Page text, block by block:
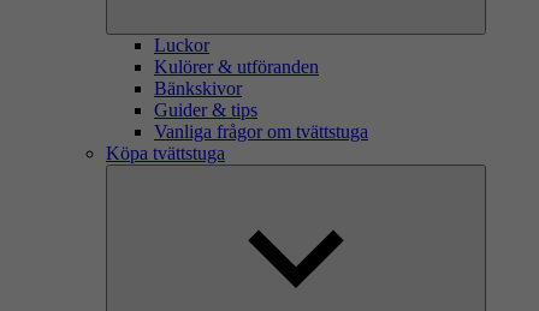
Luckor
Kulörer & utföranden
Bänkskivor
Guider & tips
Vanliga frågor om tvättstuga
Köpa tvättstuga